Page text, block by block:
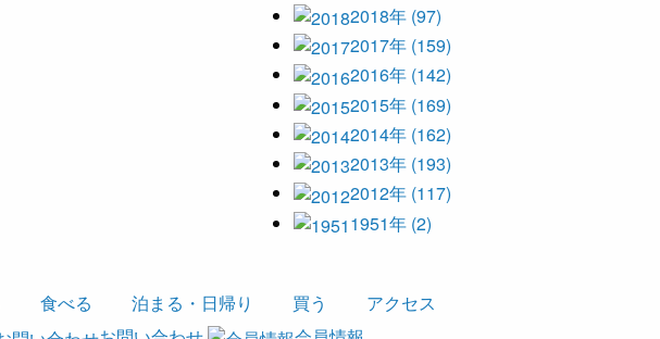
2018年 (97)
2017年 (159)
2016年 (142)
2015年 (169)
2014年 (162)
2013年 (193)
2012年 (117)
1951年 (2)
食べる 泊まる・日帰り 買う
アクセス